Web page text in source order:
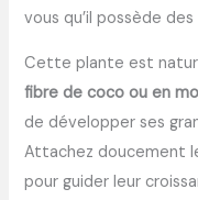
vous qu’il possède
Cette plante est
fibre de coco ou en
de développer ses
Attachez doucement
pour guider leur